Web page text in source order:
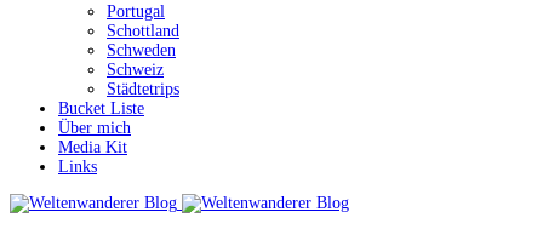
Portugal
Schottland
Schweden
Schweiz
Städtetrips
Bucket Liste
Über mich
Media Kit
Links